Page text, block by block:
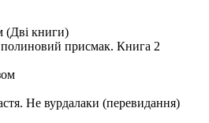
(Дві книги)
полиновий присмак. Книга 2
Не вурдалаки (перевидання)